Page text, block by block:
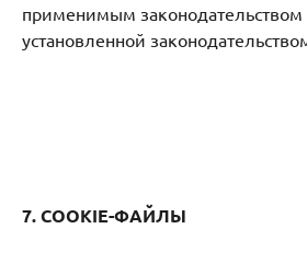
применимым законодательством
установленной
7. COOKIE-ФАЙЛЫ